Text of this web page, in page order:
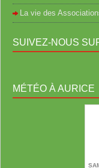
La vie des
SUIVEZ-NOUS
MÉTÉO À AURICE